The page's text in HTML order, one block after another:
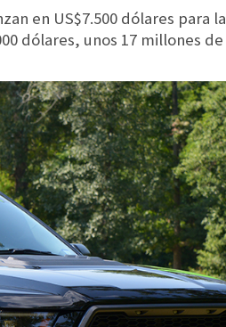
en US$7.500 dólares para la
dólares, unos 17 millones de